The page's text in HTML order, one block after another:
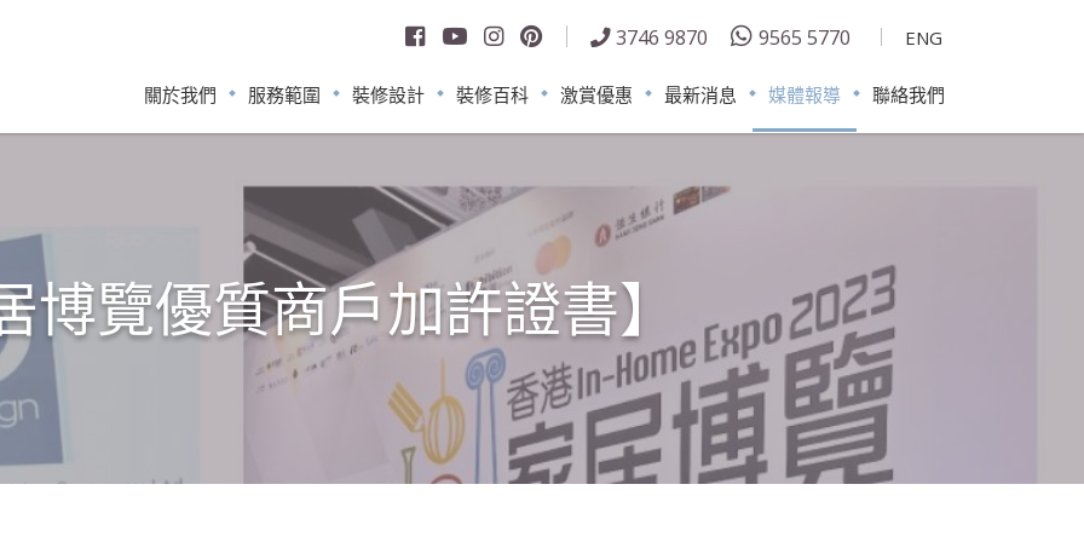
3746 9870 9565 5770 ENG
關於我們 服務範圍 裝修設計 裝修百科 激賞優惠 最新消息 媒體報導 聯絡我們
博覽優質商戶加許證書】